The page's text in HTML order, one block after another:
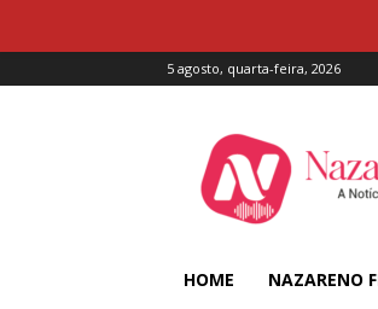
5 agosto, quarta-feira, 2026
HOME NAZARENO